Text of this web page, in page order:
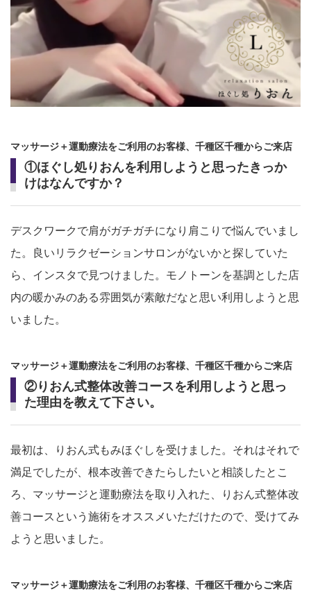
マッサージ＋運動療法をご利用のお客様、千種区千種からご来店
①ほぐし処りおんを利用しようと思ったきっか
けはなんですか？
デスクワークで肩がガチガチになり肩こりで悩んでいまし
た。良いリラクゼーションサロンがないかと探していた
ら、インスタで見つけました。モノトーンを基調とした店
内の暖かみのある雰囲気が素敵だなと思い利用しようと思
いました。
マッサージ＋運動療法をご利用のお客様、千種区千種からご来店
②りおん式整体改善コースを利用しようと思っ
た理由を教えて下さい。
最初は、りおん式もみほぐしを受けました。それはそれで
満足でしたが、根本改善できたらしたいと相談したとこ
ろ、マッサージと運動療法を取り入れた、りおん式整体改
善コースという施術をオススメいただけたので、受けてみ
ようと思いました。
マッサージ＋運動療法をご利用のお客様、千種区千種からご来店